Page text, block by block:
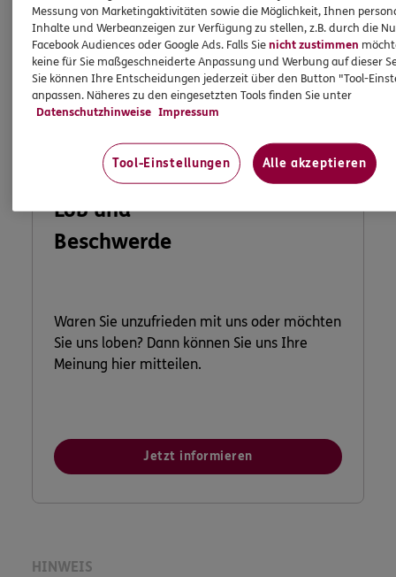
Lob und
Beschwerde
Waren Sie unzufrieden mit uns oder möchten
Sie uns loben? Dann können Sie uns Ihre
Meinung hier mitteilen.
Jetzt informieren
HINWEIS
Messung von Marketingaktivitäten sowie die Möglichkeit, Ihnen
Inhalte und Werbeanzeigen zur Verfügung zu stellen, z.B. durch die
Facebook Audiences oder Google Ads. Falls Sienicht zustimmen
keine für Sie maßgeschneiderte Anpassung und Werbung auf dieser
Sie können Ihre Entscheidungen jederzeit über den Button "Tool-
anpassen. Näheres zu den eingesetzten Tools finden Sie unter
Datenschutzhinweise Impressum
Tool-Einstellungen Alle akzeptieren